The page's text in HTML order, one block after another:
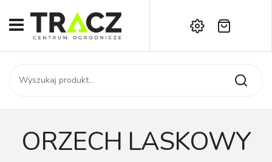
START
SKLEP
AKTUALNOŚCI
Kontakt
Brak produktów w koszyku.
ORZECH LASKOWY